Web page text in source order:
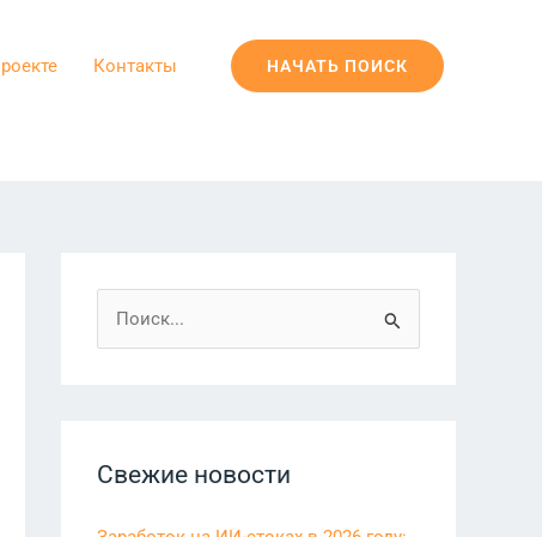
Контакты НАЧАТЬ ПОИСК
к
Свежие новости